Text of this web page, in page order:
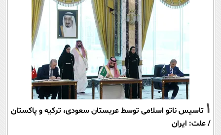
1 تاسیس ناتو اسلامی توسط عربستان سعودی، ترکیه و پاکستان
/ علت: ایران